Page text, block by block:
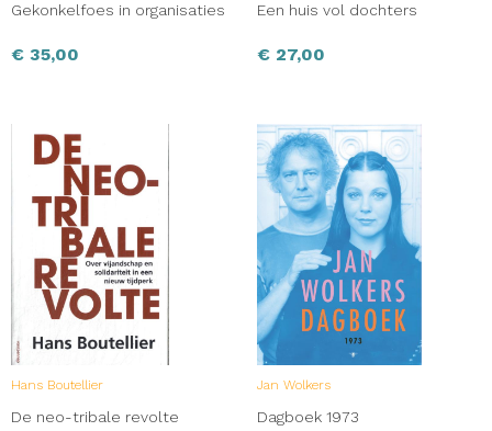
Gekonkelfoes in organisaties
€ 35,00
Een huis vol dochters
€ 27,00
Hans Boutellier
De neo-tribale revolte
Jan Wolkers
Dagboek 1973